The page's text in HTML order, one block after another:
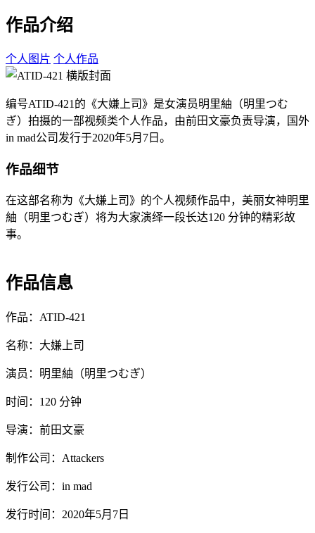
作品介绍
个人图片 个人作品
编号ATID-421的《大嫌上司》是女演员明里紬（明里つむ
ぎ）拍摄的一部视频类个人作品，由前田文豪负责导演，国外
in mad公司发行于2020年5月7日。
作品细节
在这部名称为《大嫌上司》的个人视频作品中，美丽女神明里
紬（明里つむぎ）将为大家演绎一段长达120 分钟的精彩故
事。
作品信息
作品：ATID-421
名称：大嫌上司
演员：明里紬（明里つむぎ）
时间：120 分钟
导演：前田文豪
制作公司：Attackers
发行公司：in mad
发行时间：2020年5月7日